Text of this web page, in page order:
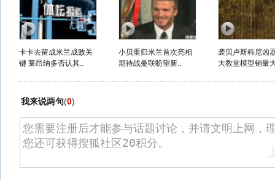
卡卡去留成米兰成败关
键 莱昂纳多否认其..
小贝重归米兰首次亮相
期待战曼联盼望新..
袭贝卢斯科尼凶
大教堂模型销量
我来说两句(0)